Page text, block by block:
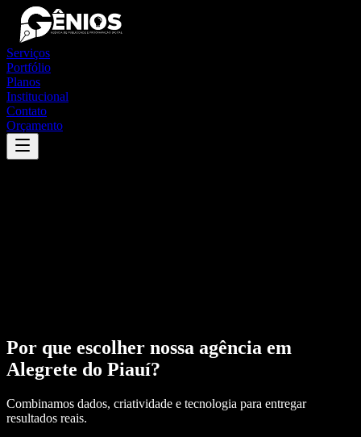
Serviços
Portfólio
Planos
Institucional
Contato
Orçamento
Por que escolher nossa agência em
Alegrete do Piauí?
Combinamos dados, criatividade e tecnologia para entregar
resultados reais.